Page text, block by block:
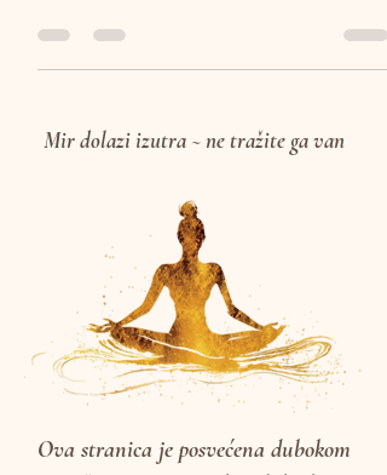
na putu transformacije.